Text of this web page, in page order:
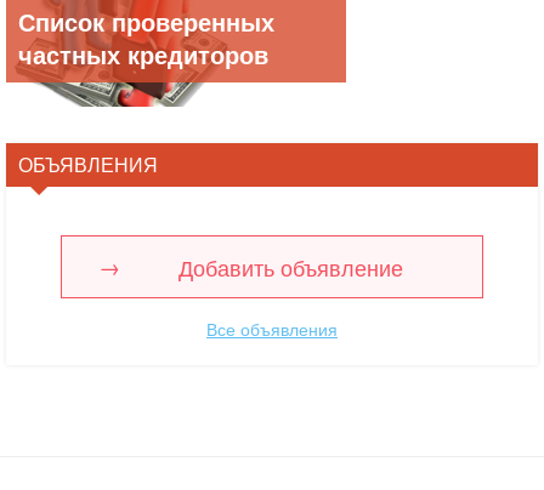
Список проверенных
частных кредиторов
ОБЪЯВЛЕНИЯ
Добавить объявление
Все объявления